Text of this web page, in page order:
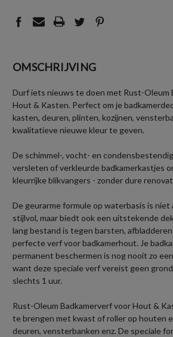
OMSCHRIJVING
Durf iets nieuws te doen met Rust-Oleum
Hout & Kasten. Perfect om je
kasten, deuren, plinten, kozijnen,
kwalitatieve nieuwe kleur te geven.
De schimmel-, vocht- en
versleten of verkleurde badkamerkastjes
kleurrijke blikvangers - zonder dure
De geurarme formule op waterbasis is niet
stijlvol, maar biedt ook een uitstekende
lang bestand is tegen barsten,
perfecte verf voor badkamerhout. Je
permanent beschermen is nog nooit zo
want deze speciale verf vereist geen
slechts 1 uur.
Rust-Oleum Badkamerverf voor Hout &
te brengen met kwast of roller op houten
deuren, vensterbanken enz. De speciale